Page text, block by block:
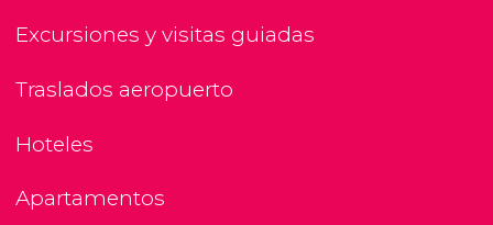
Excursiones y visitas guiadas
Traslados aeropuerto
Hoteles
Apartamentos